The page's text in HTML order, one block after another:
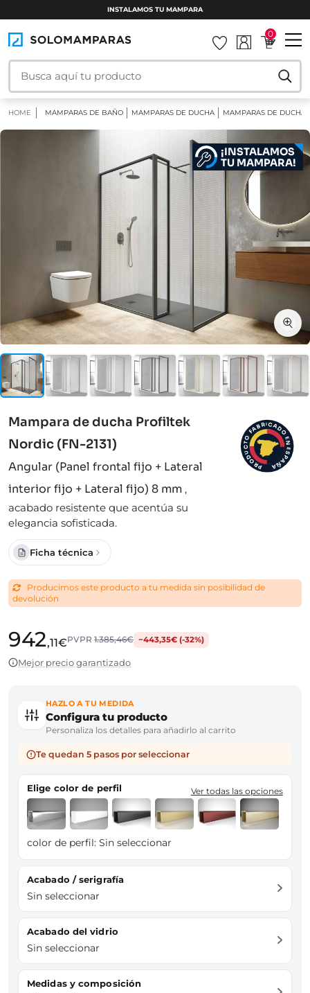
INSTALAMOS TU MAMPARA
0
HOME MAMPARAS DE BAÑO MAMPARAS DE DUCHA MAMPARAS DE DUCHA
¡INSTALAMOS
TU MAMPARA!
Mampara de ducha Profiltek
Nordic (FN-2131)
Angular (Panel frontal fijo + Lateral
interior fijo + Lateral fijo) 8 mm ,
acabado resistente que acentúa su
elegancia sofisticada.
P
R
O
D
U
C
T
O
FABRICADO
E
N
E
S
P
A
Ñ
A
Ficha técnica
Producimos este producto a tu medida sin posibilidad de
devolución
942,11€PVPR1.385,46€ −443,35€ (-32%)
Mejor precio garantizado
HAZLO A TU MEDIDA
Configura tu producto
Personaliza los detalles para añadirlo al carrito
Te quedan 5 pasos por seleccionar
Elige color de perfil Ver todas las opciones
color de perfil: Sin seleccionar
Acabado / serigrafía
Sin seleccionar
Acabado del vidrio
Sin seleccionar
Medidas y composición